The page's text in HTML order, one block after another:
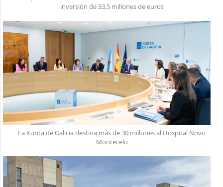
inversión de 33,5 millones de euros
La Xunta de Galicia destina más de 30 millones al Hospital Novo
Montecelo